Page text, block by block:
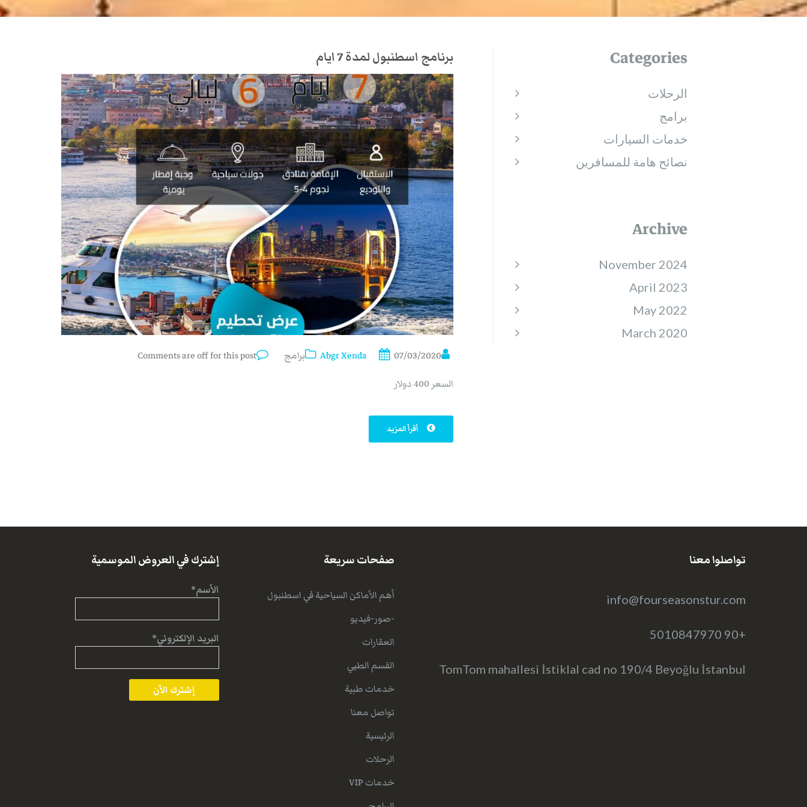
برنامج اسطنبول لمدة 7 ايام
Abgr Xenda 07/03/2020 برامج
Comments are off for this post
السعر 400 دولار
أقرأ المزيد
Categories
الرحلات
برامج
خدمات السيارات
نصائح هامة للمسافرين
Archive
November 2024
April 2023
May 2022
March 2020
إشترك في العروض الموسمية
الأسم*
البريد الإلكتروني*
صفحات سريعة
أهم الأماكن السياحية في اسطنبول
-صور-فيديو
العقارات
القسم الطبي
خدمات طبية
تواصل معنا
الرئيسية
الرحلات
خدمات VIP
تواصلوا معنا
info@fourseasonstur.com
+90 5010847970
TomTom mahallesi İstiklal cad no 190/4 Beyoğlu İstanbul